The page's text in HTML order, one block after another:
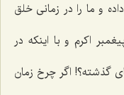
و ما را در زمانی خلق
اکرم و با اینکه در
گذشته؟! اگر چرخ زمان